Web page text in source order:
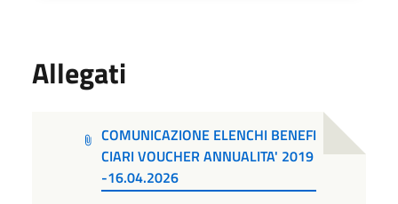
Allegati
COMUNICAZIONE ELENCHI BENEFI
CIARI VOUCHER ANNUALITA' 2019
-16.04.2026